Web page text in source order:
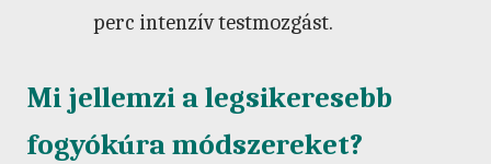
perc intenzív testmozgást.
Mi jellemzi a legsikeresebb
fogyókúra módszereket?